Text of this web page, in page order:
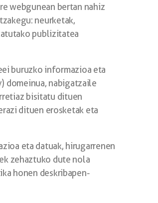
webgunean bertan nahiz
neurketak,
publizitatea
buruzko informazioa eta
domeinua, nabigatzaile
bisitatu dituen
dituen erosketak eta
eta datuak, hirugarrenen
zehaztuko dute nola
honen deskribapen-